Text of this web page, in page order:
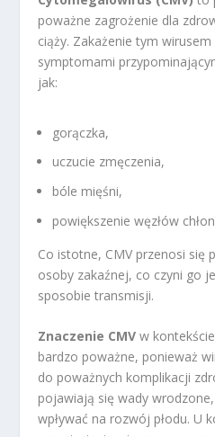
poważne zagrożenie dla
ciąży. Zakażenie tym
symptomami
jak:
gorączka,
uczucie zmęczenia,
bóle mięśni,
powiększenie węzłów
Co istotne, CMV przenosi się
osoby zakaźnej, co czyni go
sposobie transmisji.
Znaczenie CMV w
bardzo poważne, ponieważ
do poważnych komplikacji
pojawiają się wady
wpływać na rozwój płodu. U